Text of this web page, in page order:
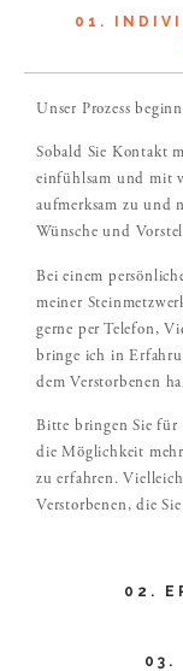
01.
02.
03.
Unser Prozess
Sobald Sie Kontakt
einfühlsam und mit
aufmerksam zu und
Wünsche und
Bei einem
meiner
gerne per Telefon,
bringe ich in
dem Verstorbenen
Bitte bringen Sie für
die Möglichkeit
zu erfahren.
Verstorbenen, die